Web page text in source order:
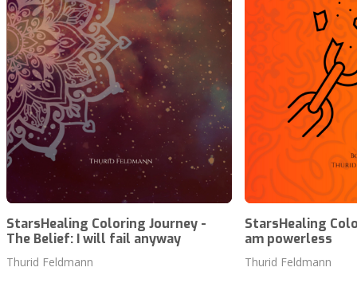
StarsHealing Coloring Journey -
The Belief: I will fail anyway
Thurid Feldmann
StarsHealing
am powerless
Thurid Feldmann